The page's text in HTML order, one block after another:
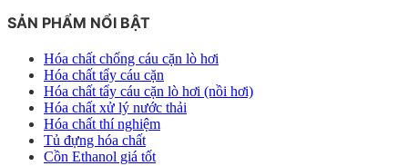
SẢN PHẨM NỔI BẬT
Hóa chất chống cáu cặn lò hơi
Hóa chất tẩy cáu cặn
Hóa chất tẩy cáu cặn lò hơi (nồi hơi)
Hóa chất xử lý nước thải
Hóa chất thí nghiệm
Tủ đựng hóa chất
Cồn Ethanol giá tốt